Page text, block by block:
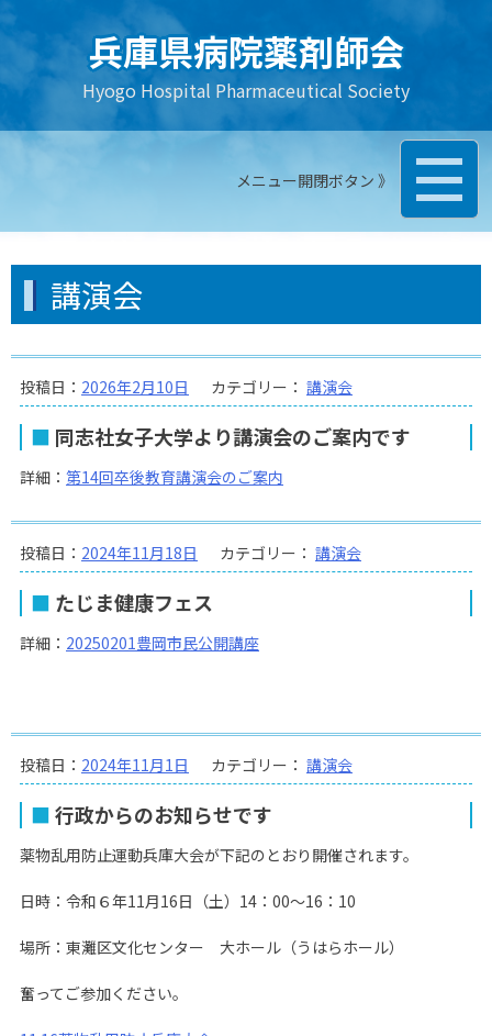
コ
ン
テ
ン
ツ
へ
兵庫県病院薬剤師会
Hyogo Hospital Pharmaceutical Society
メニュー開閉ボタン 》
講演会
投稿日： 2026年2月10日 カテゴリー： 講演会
同志社女子大学より講演会のご案内です
詳細： 第14回卒後教育講演会のご案内
投稿日： 2024年11月18日 カテゴリー： 講演会
たじま健康フェス
詳細： 20250201豊岡市民公開講座
投稿日： 2024年11月1日 カテゴリー： 講演会
行政からのお知らせです
薬物乱用防止運動兵庫大会が下記のとおり開催されます。
日時：令和６年11月16日（土）14：00～16：10
場所：東灘区文化センター 大ホール（うはらホール）
奮ってご参加ください。